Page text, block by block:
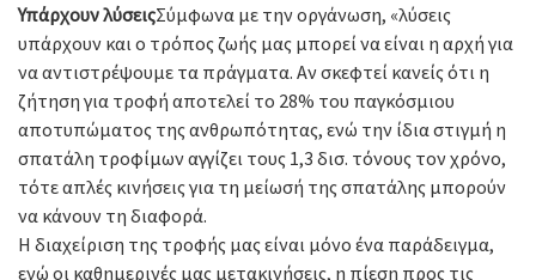
Υπάρχουν λύσειςΣύμφωνα με την οργάνωση, «λύσεις
υπάρχουν και ο τρόπος ζωής μας μπορεί να είναι η αρχή για
να αντιστρέψουμε τα πράγματα. Αν σκεφτεί κανείς ότι η
ζήτηση για τροφή αποτελεί το 28% του παγκόσμιου
αποτυπώματος της ανθρωπότητας, ενώ την ίδια στιγμή η
σπατάλη τροφίμων αγγίζει τους 1,3 δισ. τόνους τον χρόνο,
τότε απλές κινήσεις για τη μείωσή της σπατάλης μπορούν
να κάνουν τη διαφορά.
Η διαχείριση της τροφής μας είναι μόνο ένα παράδειγμα,
ενώ οι καθημερινές μας μετακινήσεις, η πίεση προς τις